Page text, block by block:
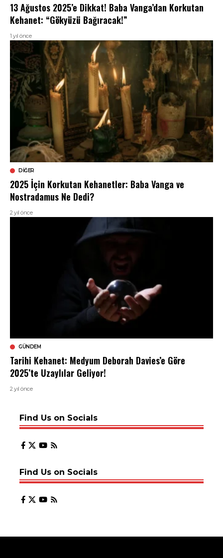
13 Ağustos 2025’e Dikkat! Baba Vanga’dan Korkutan
Kehanet: “Gökyüzü Bağıracak!”
1 yıl önce
DIĞER
2025 İçin Korkutan Kehanetler: Baba Vanga ve
Nostradamus Ne Dedi?
2 yıl önce
GÜNDEM
Tarihi Kehanet: Medyum Deborah Davies’e Göre
2025’te Uzaylılar Geliyor!
2 yıl önce
Find Us on Socials
Find Us on Socials